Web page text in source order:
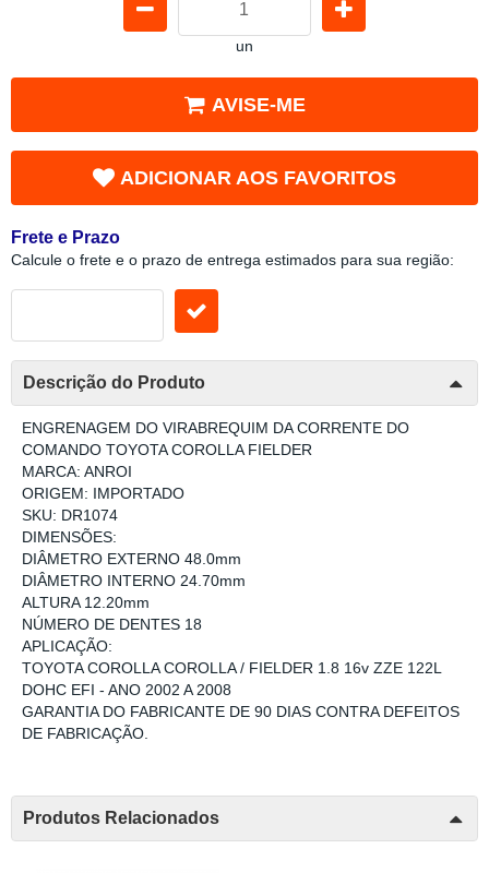
un
AVISE-ME
ADICIONAR AOS FAVORITOS
Frete e Prazo
Calcule o frete e o prazo de entrega estimados para sua região:
Descrição do Produto
ENGRENAGEM DO VIRABREQUIM DA CORRENTE DO
COMANDO TOYOTA COROLLA FIELDER
MARCA: ANROI
ORIGEM: IMPORTADO
SKU: DR1074
DIMENSÕES:
DIÂMETRO EXTERNO 48.0mm
DIÂMETRO INTERNO 24.70mm
ALTURA 12.20mm
NÚMERO DE DENTES 18
APLICAÇÃO:
TOYOTA COROLLA COROLLA / FIELDER 1.8 16v ZZE 122L
DOHC EFI - ANO 2002 A 2008
GARANTIA DO FABRICANTE DE 90 DIAS CONTRA DEFEITOS
DE FABRICAÇÃO.
Produtos Relacionados